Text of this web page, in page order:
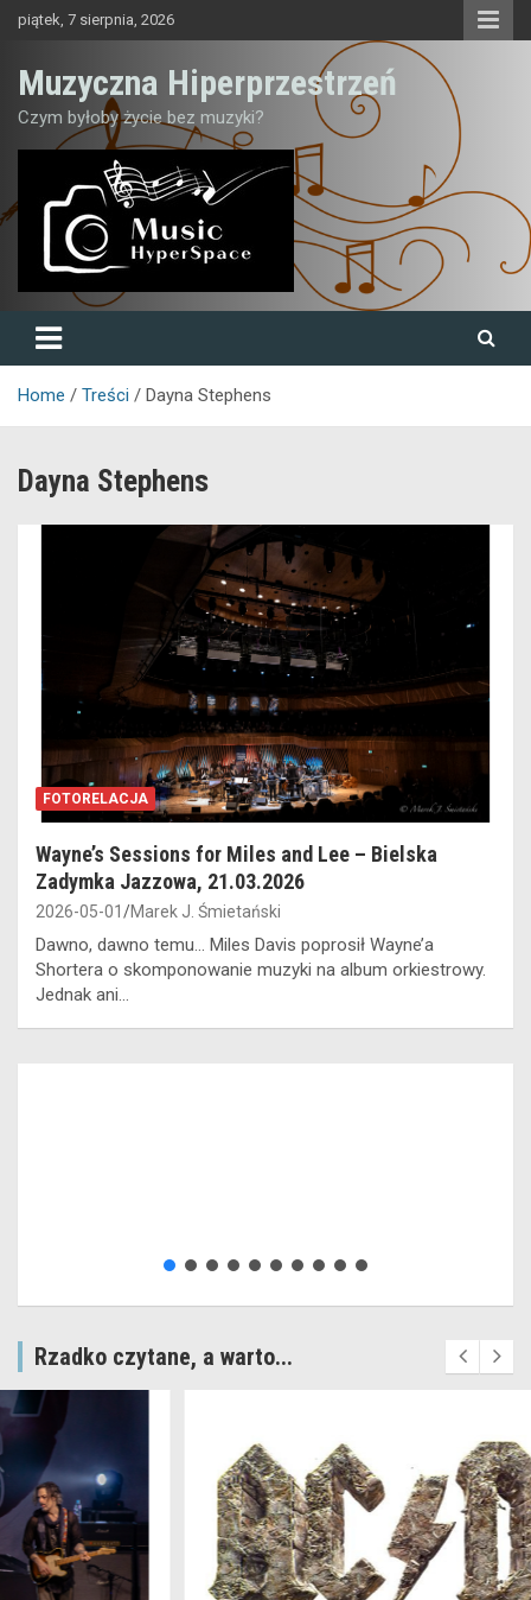
Skippiątek, 7 sierpnia, 2026
Muzyczna Hiperprzestrzeń
Czym byłoby życie bez muzyki?
Home Treści Dayna Stephens
Dayna Stephens
FOTORELACJA
Wayne’s Sessions for Miles and Lee – Bielska
Zadymka Jazzowa, 21.03.2026
2026-05-01 Marek J. Śmietański
Dawno, dawno temu… Miles Davis poprosił Wayne’a
Shortera o skomponowanie muzyki na album orkiestrowy.
Jednak ani…
Rzadko czytane, a warto...